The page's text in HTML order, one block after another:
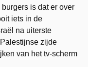
is dat er over
iets in de
na uiterste
zijde
van het tv-scherm